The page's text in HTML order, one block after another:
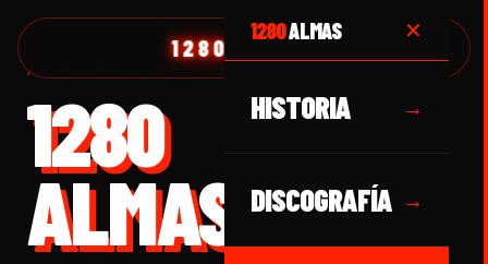
1280 ALMAS
1280ALMAS ✕
HISTORIA →
DISCOGRAFÍA →
// ROCK COLOMBIANO DESDE 1989
1280
ALMAS